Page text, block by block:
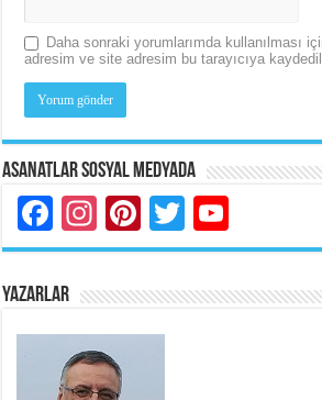
Daha sonraki yorumlarımda kullanılması
adresim ve site adresim bu tarayıcıya
Asanatlar Sosyal Medyada
Facebook
Instagram
Pinterest
Twitter
YAZARLAR